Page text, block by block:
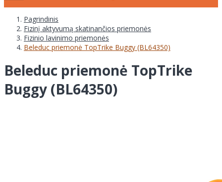
Pagrindinis
Fizinį aktyvumą skatinančios priemonės
Fizinio lavinimo priemonės
Beleduc priemonė TopTrike Buggy (BL64350)
Beleduc priemonė TopTrike
Buggy (BL64350)